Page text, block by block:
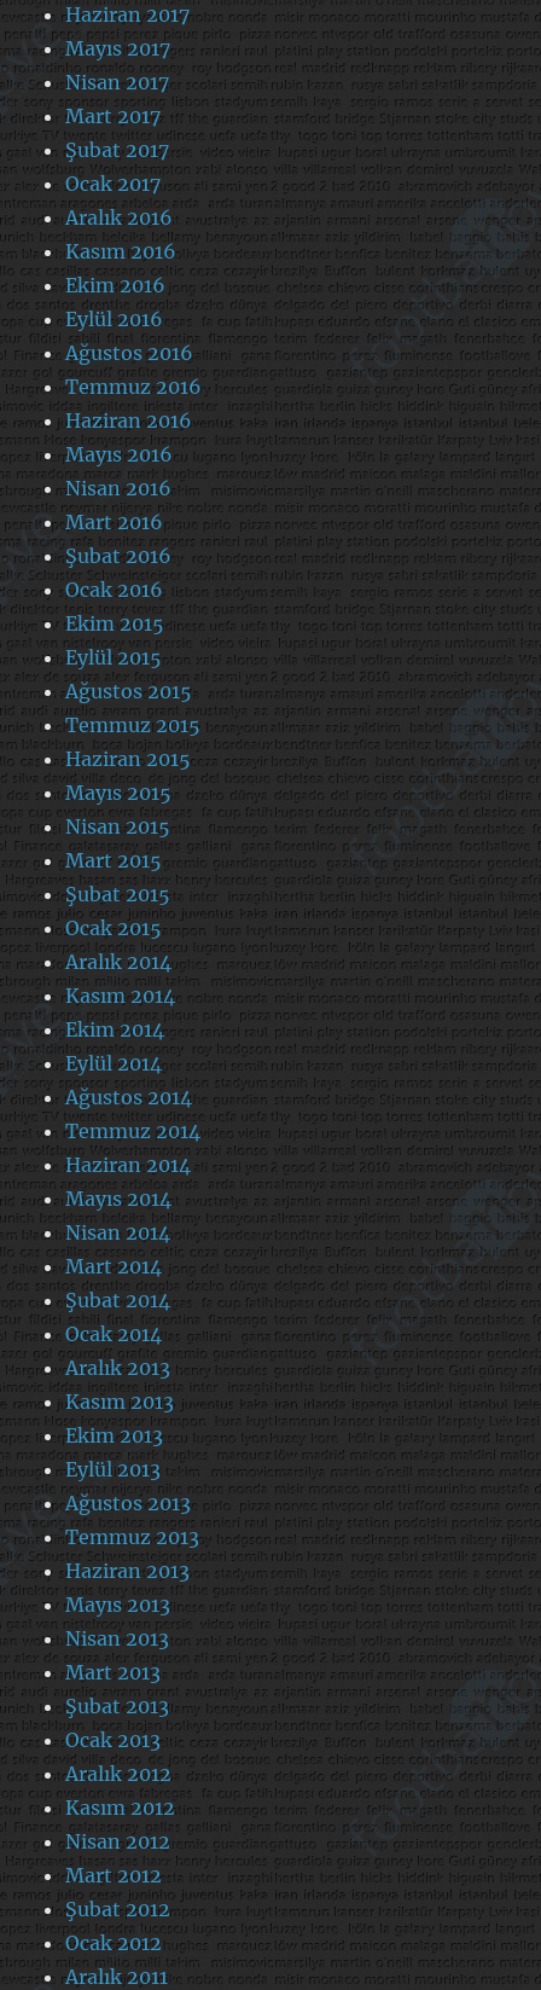
Haziran 2017
Mayıs 2017
Nisan 2017
Mart 2017
Şubat 2017
Ocak 2017
Aralık 2016
Kasım 2016
Ekim 2016
Eylül 2016
Ağustos 2016
Temmuz 2016
Haziran 2016
Mayıs 2016
Nisan 2016
Mart 2016
Şubat 2016
Ocak 2016
Ekim 2015
Eylül 2015
Ağustos 2015
Temmuz 2015
Haziran 2015
Mayıs 2015
Nisan 2015
Mart 2015
Şubat 2015
Ocak 2015
Aralık 2014
Kasım 2014
Ekim 2014
Eylül 2014
Ağustos 2014
Temmuz 2014
Haziran 2014
Mayıs 2014
Nisan 2014
Mart 2014
Şubat 2014
Ocak 2014
Aralık 2013
Kasım 2013
Ekim 2013
Eylül 2013
Ağustos 2013
Temmuz 2013
Haziran 2013
Mayıs 2013
Nisan 2013
Mart 2013
Şubat 2013
Ocak 2013
Aralık 2012
Kasım 2012
Nisan 2012
Mart 2012
Şubat 2012
Ocak 2012
Aralık 2011